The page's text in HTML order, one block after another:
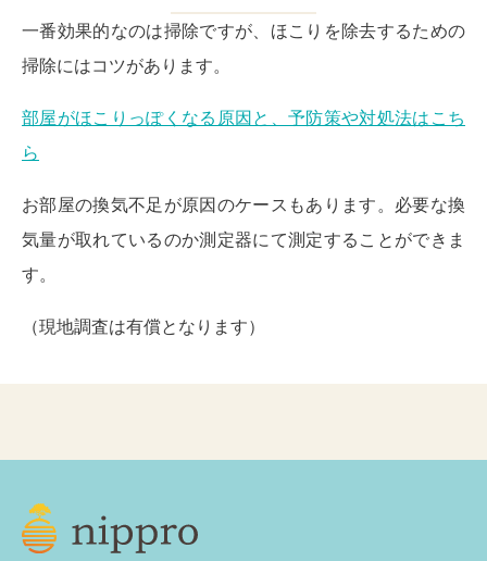
一番効果的なのは掃除ですが、ほこりを除去するための
掃除にはコツがあります。
部屋がほこりっぽくなる原因と、予防策や対処法はこち
ら
お部屋の換気不足が原因のケースもあります。必要な換
気量が取れているのか測定器にて測定することができま
す。
（現地調査は有償となります）